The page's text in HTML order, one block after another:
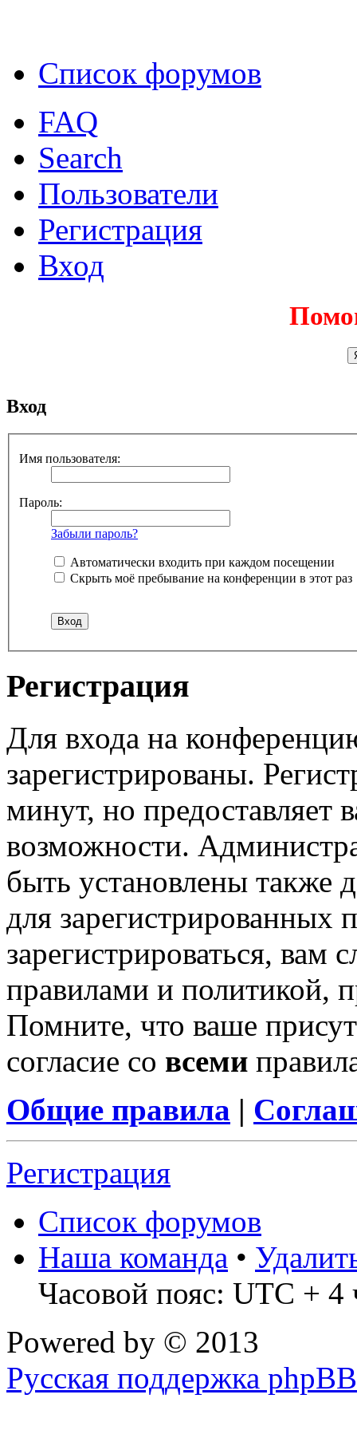
Список форумов
FAQ
Search
Пользователи
Регистрация
Вход
Вход
Имя пользователя:
Пароль:
Забыли пароль?
Автоматически входить при каждом посещении
Скрыть моё пребывание на конференции в этот раз
Регистрация
Для входа на
зарегистрированы.
минут, но предоставляет
возможности.
быть установлены также
для зарегистрированных
зарегистрироваться, вам
правилами и политикой,
Помните, что ваше
согласие со всеми
Общие правила |
Регистрация
Список форумов
Наша команда •
Часовой пояс: UTC + 4
Powered by © 2013
Русская поддержка phpBB